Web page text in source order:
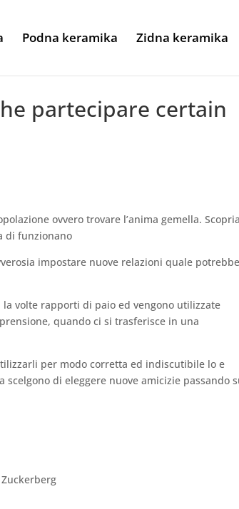
Podna keramika Zidna keramika
partecipare certain
ovvero trovare l’anima gemella.
di funzionano
impostare nuove relazioni quale
volte rapporti di paio ed vengono utilizzate
quando ci si trasferisce in una
per modo corretta ed indiscutibile lo e
di eleggere nuove amicizie passando